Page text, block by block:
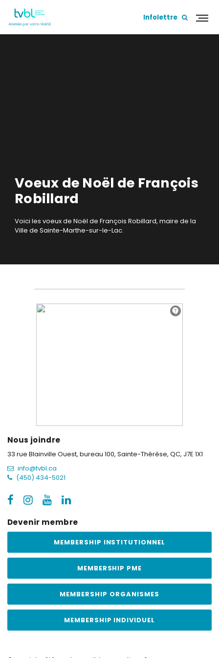
Infolettre
Voeux de Noël de François
Robillard
Voici les voeux de Noël de François Robillard, maire de la
Ville de Sainte-Marthe-sur-le-Lac.
Nous joindre
33 rue Blainville Ouest, bureau 100, Sainte-Thérèse, QC, J7E 1X1
info@tvbl.ca
(450) 434-5021
Devenir membre
MEMBERSHIP INSTITUTIONNEL
MEMBERSHIP PME
MEMBERSHIP ORGANISMES
MEMBERSHIP INDIVIDUEL